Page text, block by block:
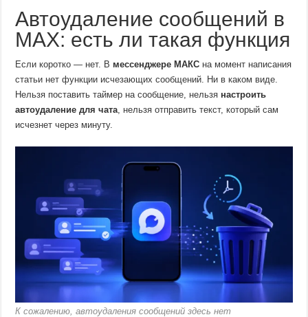
Автоудаление сообщений в
MAX: есть ли такая функция
Если коротко — нет. В мессенджере МАКС на момент написания
статьи нет функции исчезающих сообщений. Ни в каком виде.
Нельзя поставить таймер на сообщение, нельзя настроить
автоудаление для чата , нельзя отправить текст, который сам
исчезнет через минуту.
К сожалению, автоудаления сообщений здесь нет